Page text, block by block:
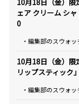
ェア クリーム シ
0
・編集部のスウォ
10月18日（金）限
リップスティック
・編集部のスウォ